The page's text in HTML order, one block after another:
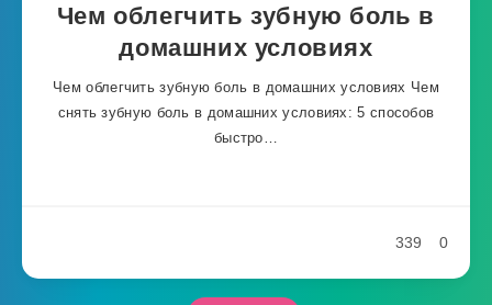
Чем облегчить зубную боль в
домашних условиях
Чем облегчить зубную боль в домашних условиях Чем
снять зубную боль в домашних условиях: 5 способов
быстро…
0
339